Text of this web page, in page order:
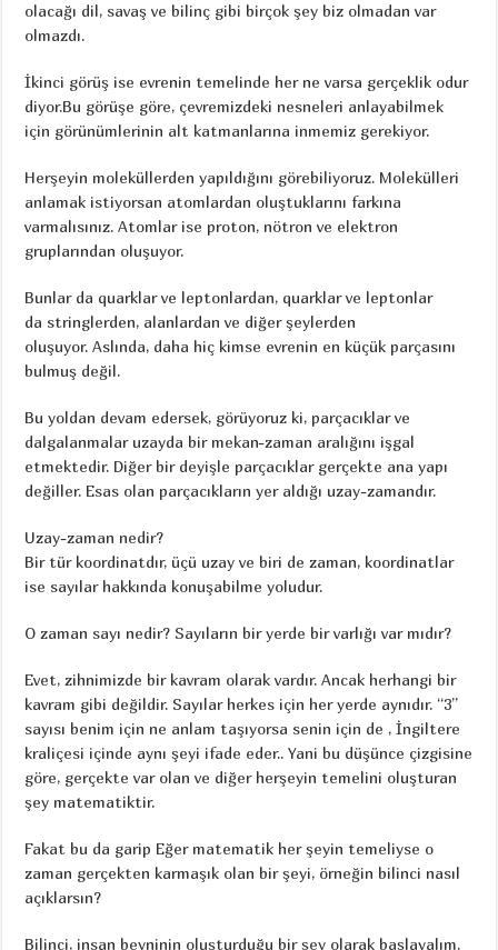
olacağı dil, savaş ve bilinç gibi birçok şey biz olmadan var
olmazdı.
İkinci görüş ise evrenin temelinde her ne varsa gerçeklik odur
diyor.Bu görüşe göre, çevremizdeki nesneleri anlayabilmek
için görünümlerinin alt katmanlarına inmemiz gerekiyor.
Herşeyin moleküllerden yapıldığını görebiliyoruz. Molekülleri
anlamak istiyorsan atomlardan oluştuklarını farkına
varmalısınız. Atomlar ise proton, nötron ve elektron
gruplarından oluşuyor.
Bunlar da quarklar ve leptonlardan, quarklar ve leptonlar
da stringlerden, alanlardan ve diğer şeylerden
oluşuyor. Aslında, daha hiç kimse evrenin en küçük parçasını
bulmuş değil.
Bu yoldan devam edersek, görüyoruz ki, parçacıklar ve
dalgalanmalar uzayda bir mekan-zaman aralığını işgal
etmektedir. Diğer bir deyişle parçacıklar gerçekte ana yapı
değiller. Esas olan parçacıkların yer aldığı uzay-zamandır.
Uzay-zaman nedir?
Bir tür koordinatdır, üçü uzay ve biri de zaman, koordinatlar
ise sayılar hakkında konuşabilme yoludur.
O zaman sayı nedir? Sayıların bir yerde bir varlığı var mıdır?
Evet, zihnimizde bir kavram olarak vardır. Ancak herhangi bir
kavram gibi değildir. Sayılar herkes için her yerde aynıdır. “3”
sayısı benim için ne anlam taşıyorsa senin için de , İngiltere
kraliçesi içinde aynı şeyi ifade eder.. Yani bu düşünce çizgisine
göre, gerçekte var olan ve diğer herşeyin temelini oluşturan
şey matematiktir.
Fakat bu da garip Eğer matematik her şeyin temeliyse o
zaman gerçekten karmaşık olan bir şeyi, örneğin bilinci nasıl
açıklarsın?
Bilinci, insan beyninin oluşturduğu bir şey olarak başlayalım.